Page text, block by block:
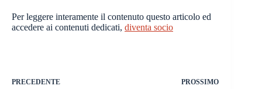
Per leggere interamente il contenuto questo articolo ed
accedere ai contenuti dedicati, diventa socio
PRECEDENTE PROSSIMO